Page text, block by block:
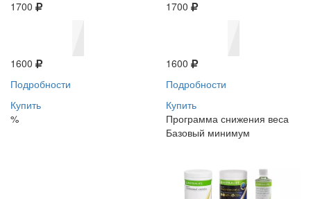
1700
1600
Подробности
Купить
%
1700
1600
Подробности
Купить
Программа снижения веса
Базовый минимум